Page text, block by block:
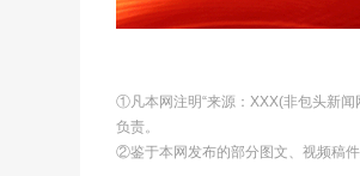
①凡本网注明“来源：XXX(非包头新闻
负责。
②鉴于本网发布的部分图文、视频稿